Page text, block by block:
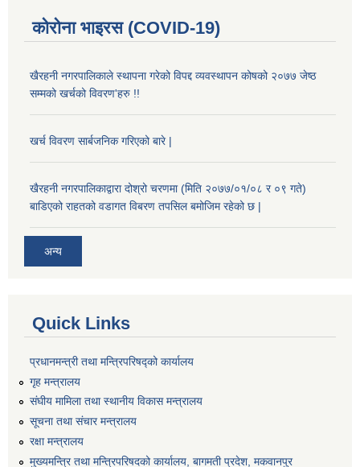
कोरोना भाइरस (COVID-19)
खैरहनी नगरपालिकाले स्थापना गरेको विपद्द व्यवस्थापन कोषको २०७७ जेष्ठ
सम्मको खर्चको विवरण'हरु !!
खर्च विवरण सार्बजनिक गरिएको बारे |
खैरहनी नगरपालिकाद्वारा दोश्रो चरणमा (मिति २०७७/०१/०८ र ०९ गते)
बाडिएको राहतको वडागत विबरण तपसिल बमोजिम रहेको छ |
अन्य
Quick Links
प्रधानमन्त्री तथा मन्त्रिपरिषद्को कार्यालय
गृह मन्त्रालय
संघीय मामिला तथा स्थानीय विकास मन्त्रालय
सूचना तथा संचार मन्त्रालय
रक्षा मन्त्रालय
मुख्यमन्त्रि तथा मन्त्रिपरिषदको कार्यालय, बागमती प्रदेश, मकवानपुर